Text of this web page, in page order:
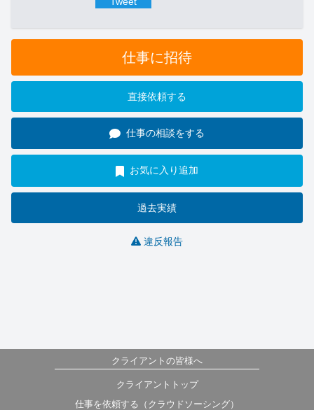
仕事に招待
直接依頼する
仕事の相談をする
お気に入り追加
過去実績
違反報告
クライアントの皆様へ
クライアントトップ
仕事を依頼する（クラウドソーシング）